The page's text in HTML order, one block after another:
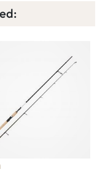
bonuscheck
tusenlappar